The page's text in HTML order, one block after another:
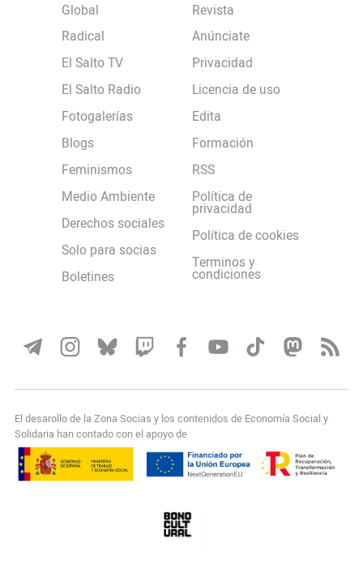
Global
Radical
El Salto TV
El Salto Radio
Fotogalerías
Blogs
Feminismos
Medio Ambiente
Derechos sociales
Solo para socias
Boletines
Revista
Anúnciate
Privacidad
Licencia de uso
Edita
Formación
RSS
Política de
privacidad
Política de cookies
Terminos y
condiciones
El desarollo de la Zona Socias y los contenidos de Economía Social y
Solidaria han contado con el apoyo de